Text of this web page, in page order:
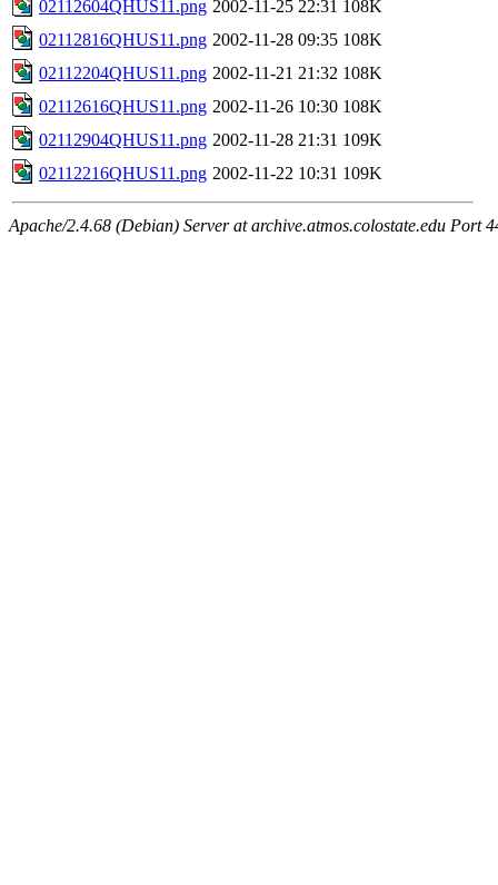
02112604QHUS11.png 2002-11-25 22:31 108K
02112816QHUS11.png 2002-11-28 09:35 108K
02112204QHUS11.png 2002-11-21 21:32 108K
02112616QHUS11.png 2002-11-26 10:30 108K
02112904QHUS11.png 2002-11-28 21:31 109K
02112216QHUS11.png 2002-11-22 10:31 109K
Apache/2.4.68 (Debian) Server at archive.atmos.colostate.edu Port